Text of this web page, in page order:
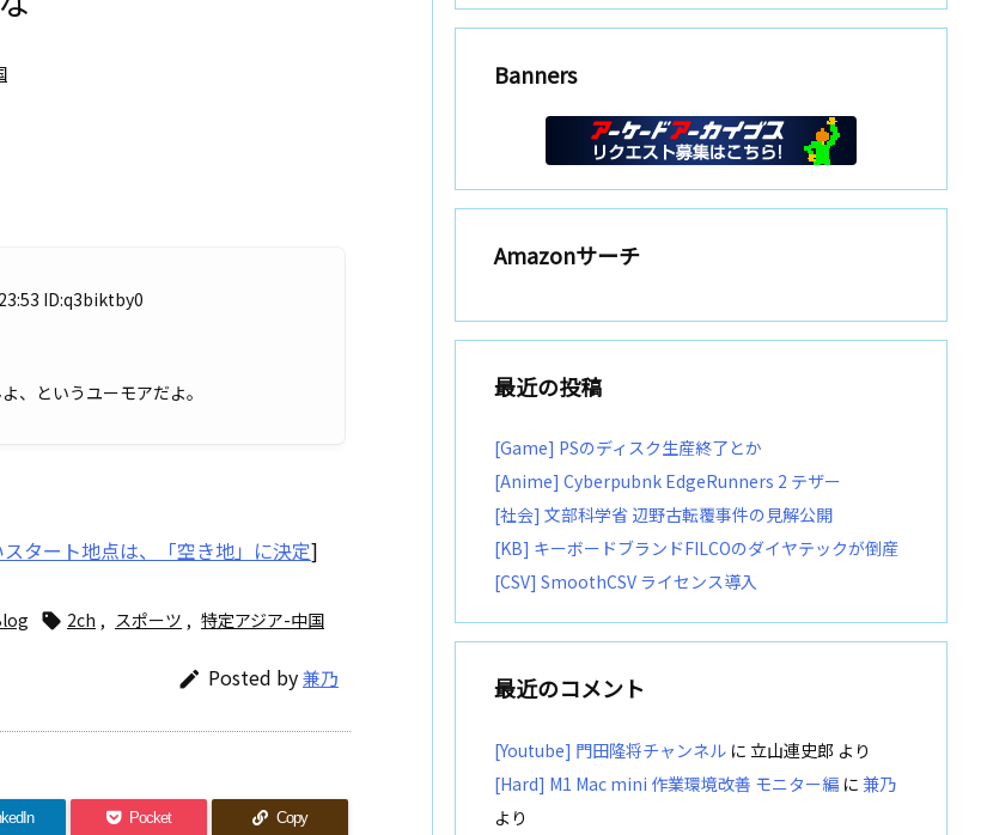
ID:q3biktby0
、というユーモアだよ。
タート地点は、「空き地」に決定]
 2ch , スポーツ , 特定アジア-中国
 Posted by兼乃
Pocket Copy
Banners
Amazonサーチ
最近の投稿
[Game] PSのディスク生産終了とか
[Anime] Cyberpubnk EdgeRunners 2 テザー
[社会] 文部科学省 辺野古転覆事件の見解公開
[KB] キーボードブランドFILCOのダイヤテックが倒産
[CSV] SmoothCSV ライセンス導入
最近のコメント
[Youtube] 門田隆将チャンネル に 立山連史郎 より
[Hard] M1 Mac mini 作業環境改善 モニター編 に 兼乃
より